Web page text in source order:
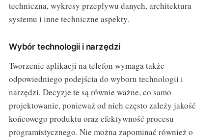
techniczna, wykresy przepływu danych, architektura
systemu i inne techniczne aspekty.
Wybór technologii i narzędzi
Tworzenie aplikacji na telefon wymaga także
odpowiedniego podejścia do wyboru technologii i
narzędzi. Decyzje te są równie ważne, co samo
projektowanie, ponieważ od nich często zależy jakość
końcowego produktu oraz efektywność procesu
programistycznego. Nie można zapominać również o